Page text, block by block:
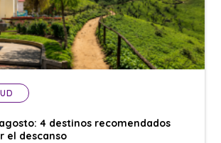
4 destinos recomendados
el descanso